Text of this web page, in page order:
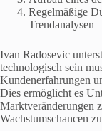
Regelmäßige
Trendanalysen
Ivan Radosevic
technologisch sein
Kundenerfahrungen
Dies ermöglicht es
Marktveränderungen
Wachstumschancen